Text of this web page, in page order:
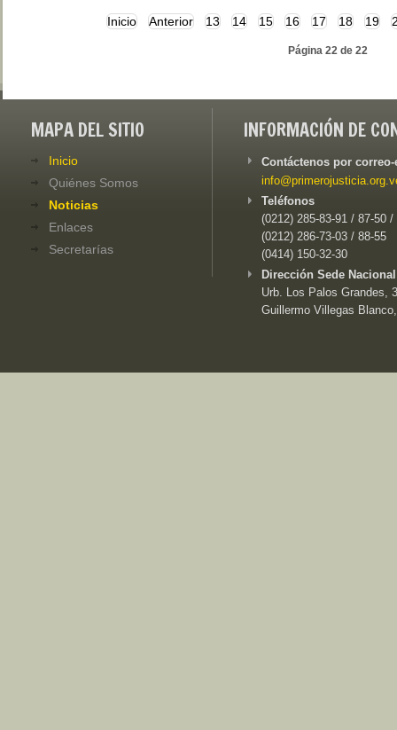
Inicio Anterior 13 14 15 16 17 18 19
Página 22 de 22
MAPA DEL SITIO
Inicio
Quiénes Somos
Noticias
Enlaces
Secretarías
INFORMACIÓN DE
Contáctenos por
Teléfonos
(0212) 285-83-91 / 87-50 /
(0212) 286-73-03 / 88-55
(0414) 150-32-30
Dirección Sede
Urb. Los Palos Grandes,
Guillermo Villegas